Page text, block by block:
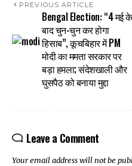
PREVIOUS ARTICLE
Bengal Election: “4 मई के
बाद चुन-चुन कर होगा
हिसाब”, कूचबिहार में PM
मोदी का ममता सरकार पर
बड़ा हमला; संदेशखाली और
घुसपैठ को बनाया मुद्दा
Leave a Comment
Your email address will not be